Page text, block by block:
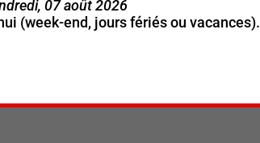
07 août 2026
(week-end, jours fériés ou vacances).